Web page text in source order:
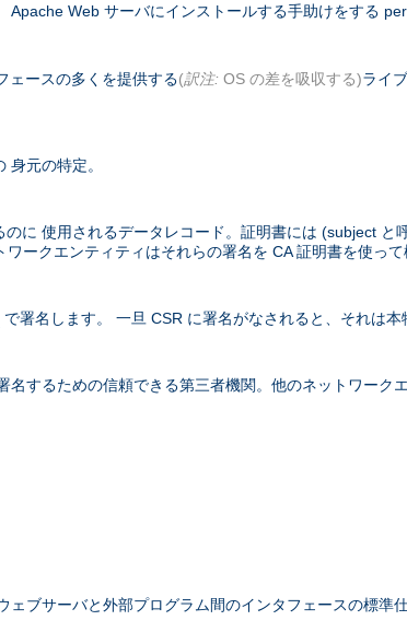
Apache Web サーバにインストールする手助けをする
ェースの多くを提供する(訳注: OS の差を吸収する)ライ
元の特定。
に 使用されるデータレコード。証明書には (subject と
ークエンティティはそれらの署名を CA 証明書を使って
で署名します。 一旦 CSR に署名がなされると、それは本
するための信頼できる第三者機関。他のネットワーク
ブサーバと外部プログラム間のインタフェースの標準